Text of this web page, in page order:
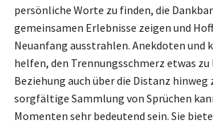
persönliche Worte zu finden, die
gemeinsamen Erlebnisse zeigen und
Neuanfang ausstrahlen. Anekdoten und
helfen, den Trennungsschmerz etwas zu
Beziehung auch über die Distanz hinweg
sorgfältige Sammlung von Sprüchen
Momenten sehr bedeutend sein. Sie